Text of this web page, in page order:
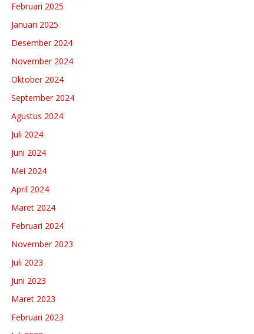
Februari 2025
Januari 2025
Desember 2024
November 2024
Oktober 2024
September 2024
Agustus 2024
Juli 2024
Juni 2024
Mei 2024
April 2024
Maret 2024
Februari 2024
November 2023
Juli 2023
Juni 2023
Maret 2023
Februari 2023